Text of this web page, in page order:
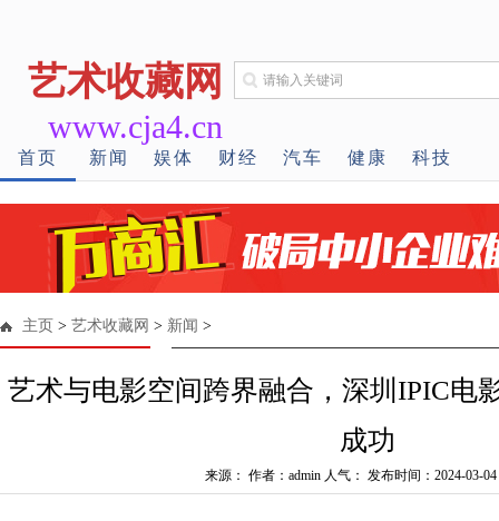
艺术收藏网
www.cja4.cn
首页 新闻 娱体 财经 汽车 健康 科技
主页 > 艺术收藏网 > 新闻 >
艺术与电影空间跨界融合，深圳IPIC电
成功
来源： 作者：admin 人气： 发布时间：2024-03-04